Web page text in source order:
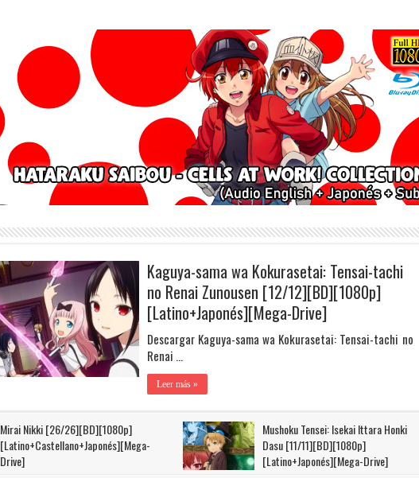
Kaguya-sama wa Kokurasetai: Tensai-tachi
no Renai Zunousen [12/12][BD][1080p]
[Latino+Japonés][Mega-Drive]
Descargar Kaguya-sama wa Kokurasetai: Tensai-tachi no
Renai …
Leer más »
Mirai Nikki [26/26][BD][1080p]
[Latino+Castellano+Japonés][Mega-
Drive]
Mushoku Tensei: Isekai Ittara Honki
Dasu [11/11][BD][1080p]
[Latino+Japonés][Mega-Drive]